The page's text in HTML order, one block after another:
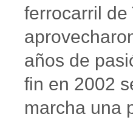
ferrocarril de
años de
fin en 2002
marcha una